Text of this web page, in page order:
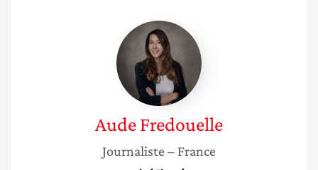
Aude
Fredouelle
AudeFredouelle
Journaliste – France